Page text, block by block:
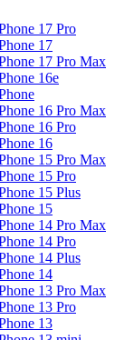
17 Pro
17
17 Pro Max
16e
16 Pro Max
16 Pro
16
15 Pro Max
15 Pro
15 Plus
15
14 Pro Max
14 Pro
14 Plus
14
13 Pro Max
13 Pro
13